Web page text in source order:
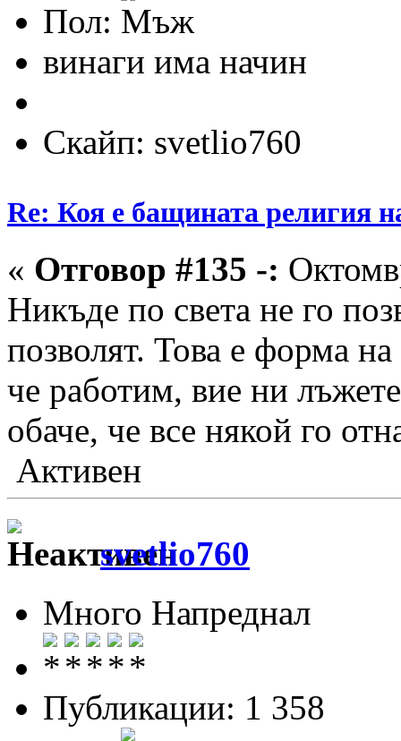
Пол:
винаги има начин
Скайп: svetlio760
Re: Коя е бащината религия
« Отговор #135 -:
Никъде по света не го
позволят. Това е форма
че работим, вие ни
обаче, че все някой го
Активен
svetlio760
Много Напреднал
Публикации: 1 358